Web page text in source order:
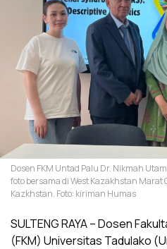
Dosen FKM Untad Palu Dr. Nikmah
foto bersama di West Kazakhstan Marat
Kazkhstan. Foto: kiriman Humas
SULTENG RAYA – Dosen
(FKM) Universitas Tadulako